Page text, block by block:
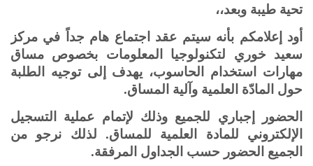
تحية طيبة وبعد،،
أود إعلامكم بأنه سيتم عقد اجتماع هام جداً في مركز
سعيد خوري لتكنولوجيا المعلومات بخصوص مساق
مهارات استخدام الحاسوب، يهدف إلى توجيه الطلبة
حول المادّة العلمية وآلية المساق.
الحضور إجباري للجميع وذلك لإتمام عملية التسجيل
الإلكتروني للمادة العلمية للمساق. لذلك نرجو من
الجميع الحضور حسب الجداول المرفقة.